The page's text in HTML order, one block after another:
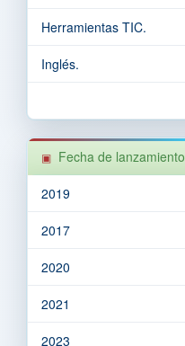
Herramientas TIC.
Inglés.
Fecha de lanzamiento
2019
2017
2020
2021
2023